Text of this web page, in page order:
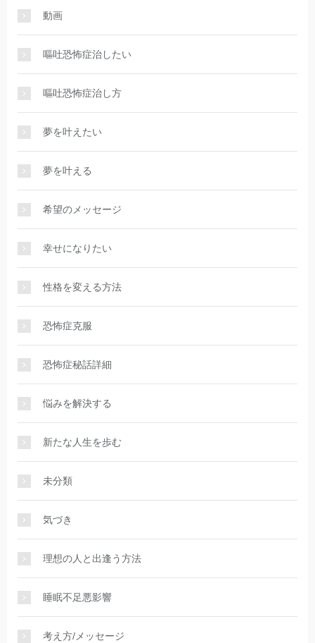
動画
嘔吐恐怖症治したい
嘔吐恐怖症治し方
夢を叶えたい
夢を叶える
希望のメッセージ
幸せになりたい
性格を変える方法
恐怖症克服
恐怖症秘話詳細
悩みを解決する
新たな人生を歩む
未分類
気づき
理想の人と出逢う方法
睡眠不足悪影響
考え方/メッセージ